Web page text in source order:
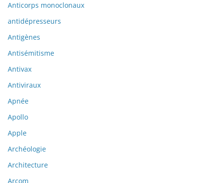
Anticorps monoclonaux
antidépresseurs
Antigènes
Antisémitisme
Antivax
Antiviraux
Apnée
Apollo
Apple
Archéologie
Architecture
Arcom